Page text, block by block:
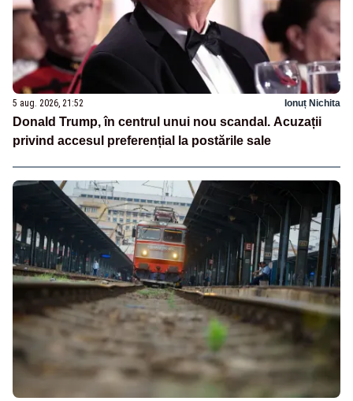
5 aug. 2026, 21:52 Ionuț Nichita
Donald Trump, în centrul unui nou scandal. Acuzații
privind accesul preferențial la postările sale